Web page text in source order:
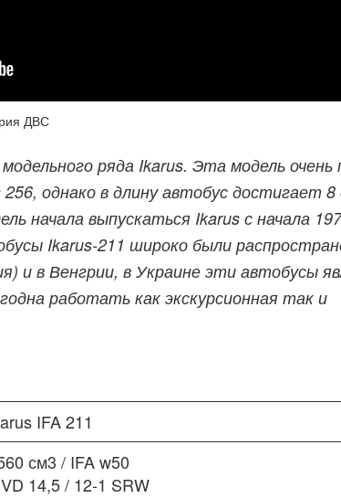
ДВС
ряда Ikarus. Эта модель очень
однако в длину автобус достигает 8
начала выпускаться Ikarus с начала
Ikarus-211 широко были
и в Венгрии, в Украине эти автобусы
работать как экскурсионная так и
IFA 211
см3 / IFA w50
14,5 / 12-1 SRW